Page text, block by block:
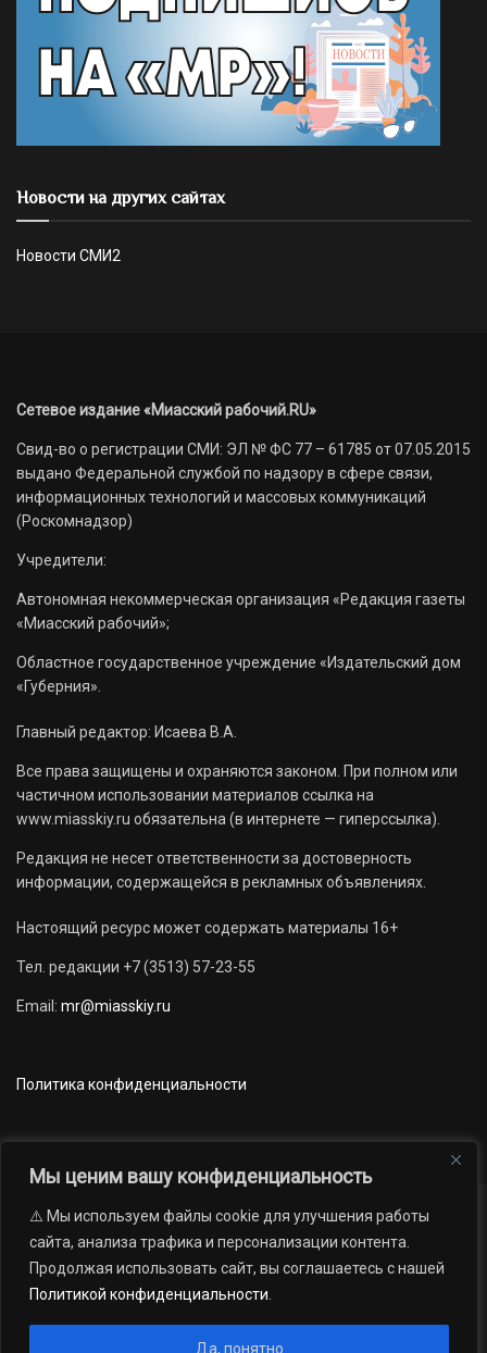
Мы ценим вашу конфиденциальность
⚠️ Мы используем файлы cookie для улучшения работы
сайта, анализа трафика и персонализации контента.
Продолжая использовать сайт, вы соглашаетесь с нашей
Политикой конфиденциальности
Да, понятно
Новости на других сайтах
Новости СМИ2
Сетевое издание «Миасский рабочий.RU»
Свид-во о регистрации СМИ: ЭЛ № ФС 77 – 61785 от 07.05.2015
выдано Федеральной службой по надзору в сфере связи,
информационных технологий и массовых коммуникаций
(Роскомнадзор)
Учредители:
Автономная некоммерческая организация «Редакция газеты
«Миасский рабочий»;
Областное государственное учреждение «Издательский дом
«Губерния».
Главный редактор: Исаева В.А.
Все права защищены и охраняются законом. При полном или
частичном использовании материалов ссылка на
www.miasskiy.ru обязательна (в интернете — гиперссылка).
Редакция не несет ответственности за достоверность
информации, содержащейся в рекламных объявлениях.
Настоящий ресурс может содержать материалы 16+
Тел. редакции +7 (3513) 57-23-55
Email: mr@miasskiy.ru
Политика конфиденциальности
Новости Наши проекты
Официально
АРХИВ
16+
газеты «Миасский рабочий»; Областное государственное учреждение
«Издательский дом «Губерния». Все права защищены.